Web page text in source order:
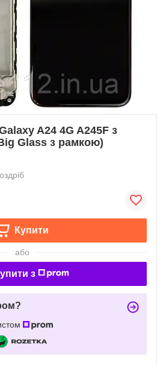
A24 4G A245F з
Glass з рамкою)
Купити
або
з